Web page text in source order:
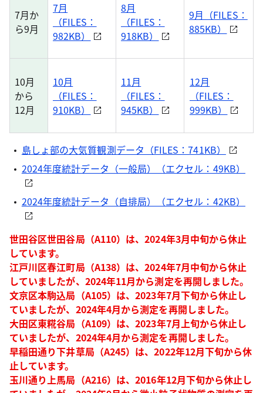
7月か
ら9月
7月
（FILES：
982KB）
8月
（FILES：
918KB）
9月（FILES：
885KB）
10月
から
12月
10月
（FILES：
910KB）
11月
（FILES：
945KB）
12月
（FILES：
999KB）
島しょ部の大気質観測データ（FILES：741KB）
2024年度統計データ（一般局）（エクセル：49KB）
2024年度統計データ（自排局）（エクセル：42KB）
世田谷区世田谷局（A110）は、2024年3月中旬から休止
しています。
江戸川区春江町局（A138）は、2024年7月中旬から休止
していましたが、2024年11月から測定を再開しました。
文京区本駒込局（A105）は、2023年7月下旬から休止し
ていましたが、2024年4月から測定を再開しました。
大田区東糀谷局（A109）は、2023年7月上旬から休止し
ていましたが、2024年4月から測定を再開しました。
早稲田通り下井草局（A245）は、2022年12月下旬から休
止しています。
玉川通り上馬局（A216）は、2016年12月下旬から休止し